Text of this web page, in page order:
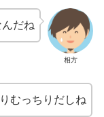
相方
んだね
むっちりだしね